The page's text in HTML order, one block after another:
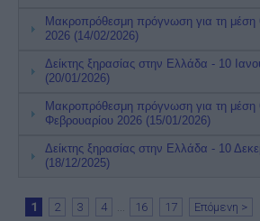
Μακροπρόθεσμη πρόγνωση για τη μέση
2026 (14/02/2026)
Δείκτης ξηρασίας στην Ελλάδα - 10
(20/01/2026)
Μακροπρόθεσμη πρόγνωση για τη μέση
Φεβρουαρίου 2026 (15/01/2026)
Δείκτης ξηρασίας στην Ελλάδα - 10
(18/12/2025)
1 2 3 4 16 17 Επόμενη >